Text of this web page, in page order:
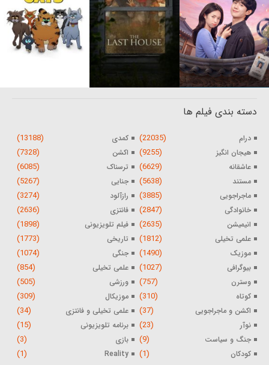
دسته بندی فیلم ها
درام (22035) کمدی (13188)
هیجان انگیز (9255) اکشن (7328)
عاشقانه (6629) ترسناک (6085)
مستند (5638) جنایی (5267)
ماجراجویی (3885) رازآلود (3274)
خانوادگی (2847) فانتزی (2636)
انیمیشن (2635) فیلم تلویزیونی (1898)
علمی تخیلی (1812) تاریخی (1773)
موزیک (1490) جنگی (1074)
بیوگرافی (1027) علمی تخیلی (854)
وسترن (757) ورزشی (505)
کوتاه (310) موزیکال (309)
اکشن و ماجراجویی (37) علمی تخیلی و فانتزی (34)
نوآر (23) برنامه تلویزیونی (15)
جنگ و سیاست (9) بازی (3)
کودکان (1)
Reality
(1)